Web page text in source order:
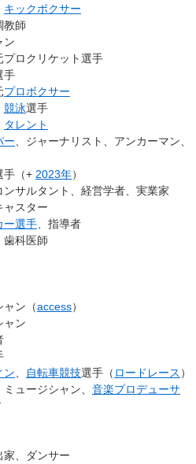
キックボクサー
教師
ン
プロクリケット選手
手
プロボクサー
競泳選手
タレント
ー 、ジャーナリスト、アンカーマン、
手（+ 2023年）
ンサルタント、経営学者、実業家
ャスター
ー選手 、指導者
歯科医師
ャン（access）
ャン
ン 自転車競技選手（ ロードレース ）
、ミュージシャン、 音楽プロデューサ
家、ダンサー